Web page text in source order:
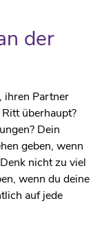
der
ihren Partner
überhaupt?
Dein
geben, wenn
nicht zu viel
wenn du deine
auf jede